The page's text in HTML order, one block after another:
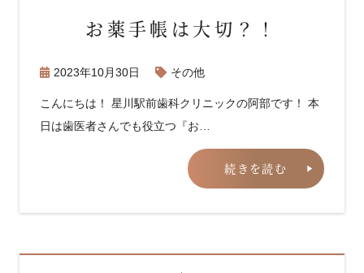
お薬手帳は大切？！
2023年10月30日 その他
こんにちは！ 星川駅前歯科クリニックの阿部です！ 本
日は歯医者さんでも役立つ『お…
続きを読む